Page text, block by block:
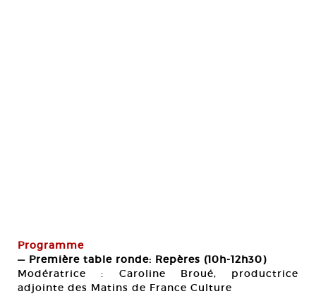
Programme
— Première table ronde: Repères (10h-12h30)
Modératrice : Caroline Broué, productrice
adjointe des Matins de France Culture